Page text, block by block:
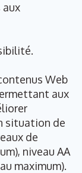
aux
Web
aux
situation de
de
niveau AA
maximum).